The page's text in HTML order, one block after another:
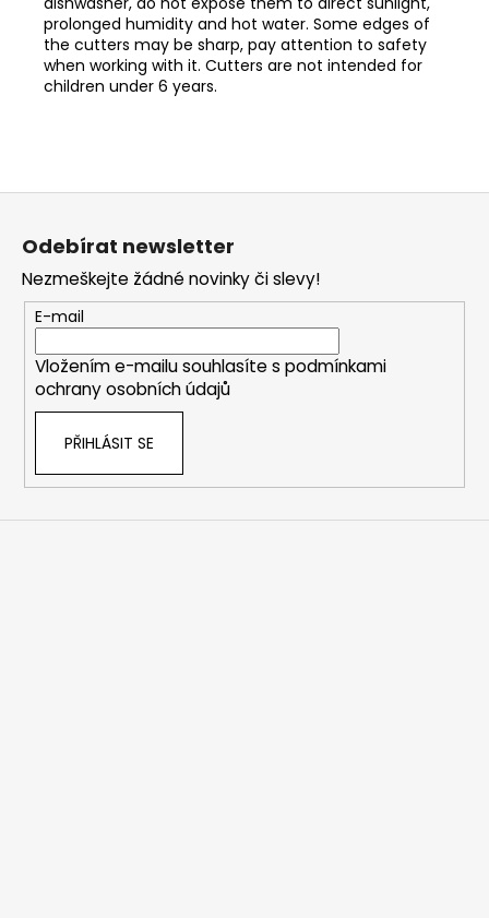
prolonged humidity and hot water. Some edges of
the cutters may be sharp, pay attention to safety
when working with it. Cutters are not intended for
children under 6 years.
Z
Odebírat newsletter
Nezmeškejte žádné novinky či slevy!
E-mail
Vložením e-mailu souhlasíte s podmínkami
ochrany osobních údajů
PŘIHLÁSIT SE